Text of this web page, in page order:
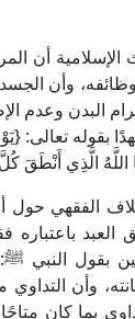
أن
وأن
البدن وعدم
اللَّهُ الَّذِي أَنْطَقَ
الفقهي حول
باعتباره
بقول النبي
وأن
بما كان